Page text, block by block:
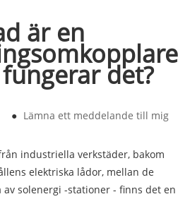
är en
det?
● Lämna ett meddelande till mig
industriella verkstäder, bakom
elektriska lådor, mellan de
solenergi -stationer - finns det en